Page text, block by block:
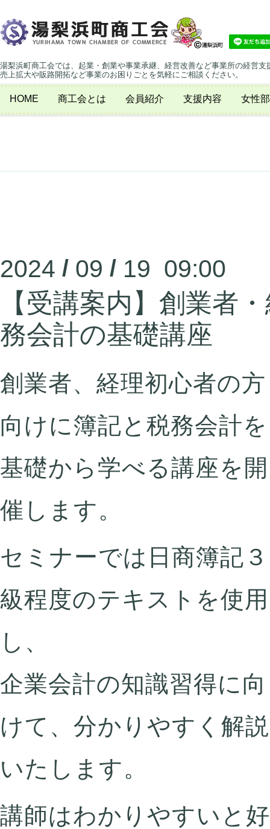
湯梨浜町商工会では、起業・創業や事業承継、経営改善など事業所の経営支
売上拡大や販路開拓など事業のお困りごとを気軽にご相談ください。
HOME 商工会とは 会員紹介 支援内容 女性部
2024 / 09 / 19 09:00
【受講案内】創業者
務会計の基礎講座
創業者、経理初心者の方
向けに簿記と税務会計を
基礎から学べる講座を開
催します。
セミナーでは日商簿記３
級程度のテキストを使用
し、
企業会計の知識習得に向
けて、分かりやすく解説
いたします。
講師はわかりやすいと